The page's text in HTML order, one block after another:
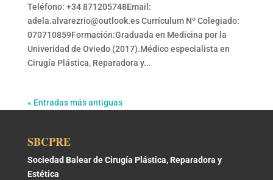
Teléfono: +34 871205748Email:
adela.alvarezrio@outlook.es Currículum Nº Colegiado:
070710859Formación:Graduada en Medicina por la
Univeridad de Oviedo (2017).Médico especialista en
Cirugía Plástica, Reparadora y...
« Entradas más antiguas
SBCPRE
Sociedad Balear de Cirugía Plástica, Reparadora y
Estética